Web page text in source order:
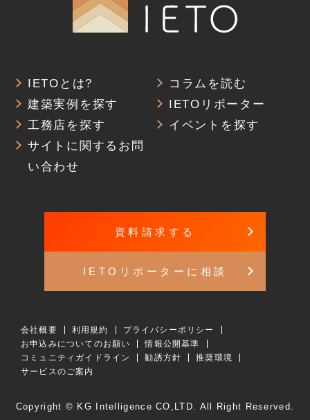
IETOとは?
コラムを読む
建築実例を探す
IETOリポーター
工務店を探す
イベントを探す
サイトに関するお問
い合わせ
資料請求する
IETOリポーターに相談
会社概要 利用規約
プライバシーポリシー
お申込みについてのお願い
情報公開基準
コミュニティガイドライン
勧誘方針
推奨環境
サービスのご案内
Copyright © KG Intelligence CO,LTD. All Right Reserved.